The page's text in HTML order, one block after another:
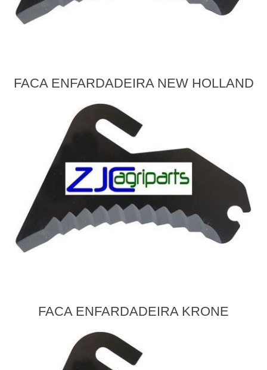
FACA ENFARDADEIRA NEW HOLLAND
FACA ENFARDADEIRA KRONE